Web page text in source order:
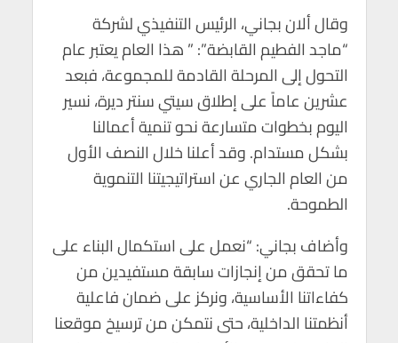
وقال ألان بجاني، الرئيس التنفيذي لشركة
“ماجد الفطيم القابضة”: ” هذا العام يعتبر عام
التحول إلى المرحلة القادمة للمجموعة، فبعد
عشرين عاماً على إطلاق سيتي سنتر ديرة، نسير
اليوم بخطوات متسارعة نحو تنمية أعمالنا
بشكل مستدام. وقد أعلنا خلال النصف الأول
من العام الجاري عن استراتيجيتنا التنموية
الطموحة.
وأضاف بجاني: “نعمل على استكمال البناء على
ما تحقق من إنجازات سابقة مستفيدين من
كفاءاتنا الأساسية، ونركز على ضمان فاعلية
أنظمتنا الداخلية، حتى نتمكن من ترسيخ موقعنا